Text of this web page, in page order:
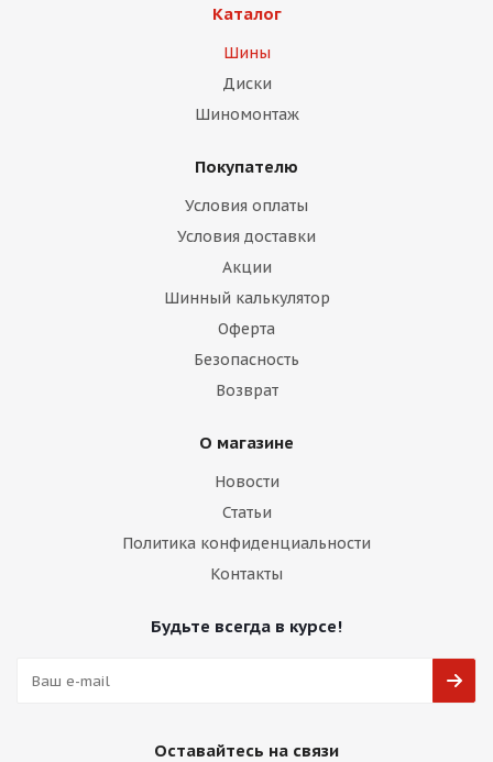
Каталог
Шины
Диски
Шиномонтаж
Покупателю
Условия оплаты
Условия доставки
Акции
Шинный калькулятор
Оферта
Безопасность
Возврат
О магазине
Новости
Статьи
Политика конфиденциальности
Контакты
Будьте всегда в курсе!
Оставайтесь на связи